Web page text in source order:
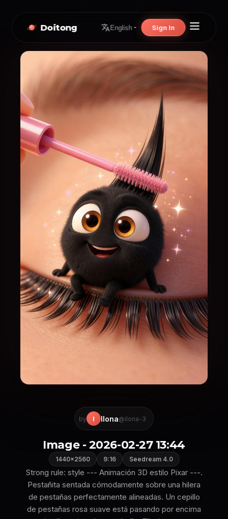
Doitong English Sign In
by I Ilona@ilona-3
Image - 2026-02-27 13:44
1440×2560 9:16 Seedream 4.0
Strong rule: style --- Animación 3D estilo Pixar ---.
Pestañita sentada cómodamente sobre una hilera
de pestañas perfectamente alineadas. Un cepillo
de pestañas rosa suave está pasando por encima